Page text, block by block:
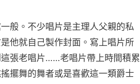
般。不少唱片是主理人父親的私
他就自己製作封面。寫上唱片所
張老唱片……老唱片帶上時間積累
擺舞的舞者或是喜歡這一類爵士